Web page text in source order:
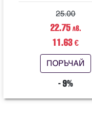
25.00
22.75лв.
11.63 €
ПОРЪЧАЙ
- 9%